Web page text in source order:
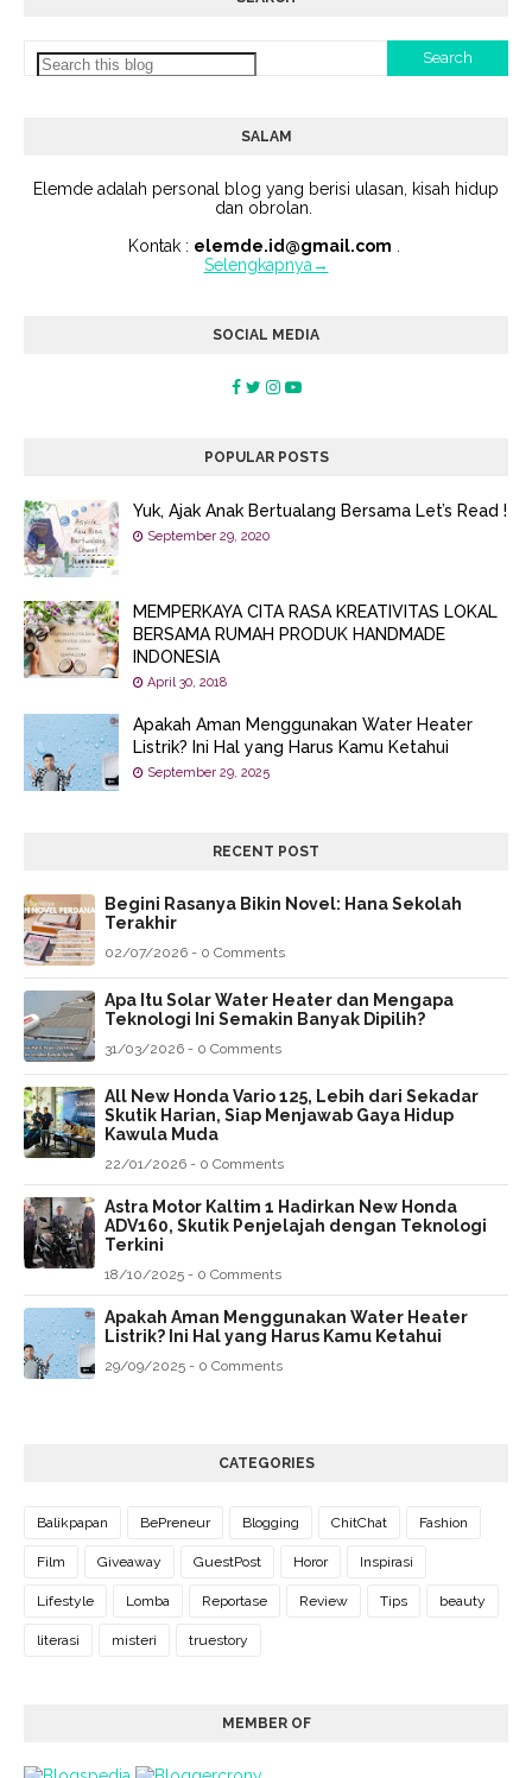
SALAM
Elemde adalah personal blog yang berisi ulasan, kisah hidup
dan obrolan.
Kontak : elemde.id@gmail.com
Selengkapnya→
SOCIAL MEDIA
POPULAR POSTS
Yuk, Ajak Anak Bertualang Bersama Let’s Read !
September 29, 2020
MEMPERKAYA CITA RASA KREATIVITAS LOKAL
BERSAMA RUMAH PRODUK HANDMADE
INDONESIA
April 30, 2018
Apakah Aman Menggunakan Water Heater
Listrik? Ini Hal yang Harus Kamu Ketahui
September 29, 2025
RECENT POST
Begini Rasanya Bikin Novel: Hana Sekolah
Terakhir
02/07/2026 - 0 Comments
Apa Itu Solar Water Heater dan Mengapa
Teknologi Ini Semakin Banyak Dipilih?
31/03/2026 - 0 Comments
All New Honda Vario 125, Lebih dari Sekadar
Skutik Harian, Siap Menjawab Gaya Hidup
Kawula Muda
22/01/2026 - 0 Comments
Astra Motor Kaltim 1 Hadirkan New Honda
ADV160, Skutik Penjelajah dengan Teknologi
Terkini
18/10/2025 - 0 Comments
Apakah Aman Menggunakan Water Heater
Listrik? Ini Hal yang Harus Kamu Ketahui
29/09/2025 - 0 Comments
CATEGORIES
Balikpapan BePreneur Blogging ChitChat Fashion
Film Giveaway GuestPost Horor Inspirasi
Lifestyle Lomba Reportase Review Tips beauty
literasi misteri truestory
MEMBER OF